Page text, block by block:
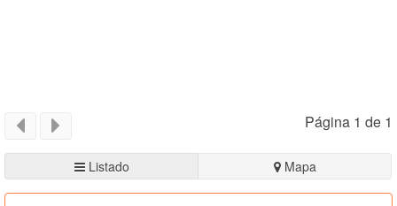
Página 1 de 1
Listado Mapa